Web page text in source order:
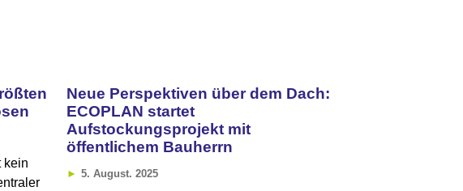
kein
Neue Perspektiven über dem Dach:
ECOPLAN startet
Aufstockungsprojekt mit
öffentlichem Bauherrn
5. August. 2025